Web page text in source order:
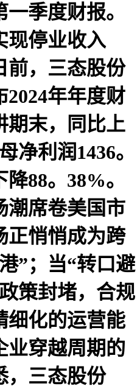
季度财报。
现停业收入
前，三态股份
2024年年度财
期末，同比上
净利润1436。
88。38%。
潮席卷美国市
正悄悄成为跨
”；当“转口避
策封堵，合规
细化的运营能
业穿越周期的
，三态股份